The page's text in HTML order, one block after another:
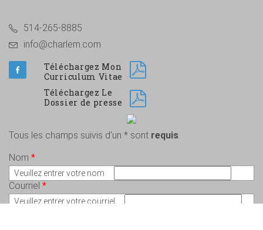
514-265-8885
info@charlem.com
Téléchargez Mon
Curriculum Vitae
Téléchargez Le
Dossier de presse
Tous les champs suivis d'un * sont requis.
Nom *
Veuillez entrer votre nom
Courriel *
Veuillez entrer votre courriel